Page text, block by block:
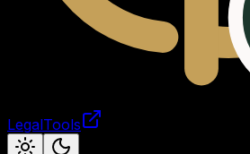
LegalTools